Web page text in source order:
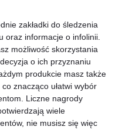
zakładki do śledzenia
oraz informacje o infolinii.
możliwość skorzystania
o ich przyznaniu
produkcie masz także
znacząco ułatwi wybór
Liczne nagrody
wiele
nie musisz się więc